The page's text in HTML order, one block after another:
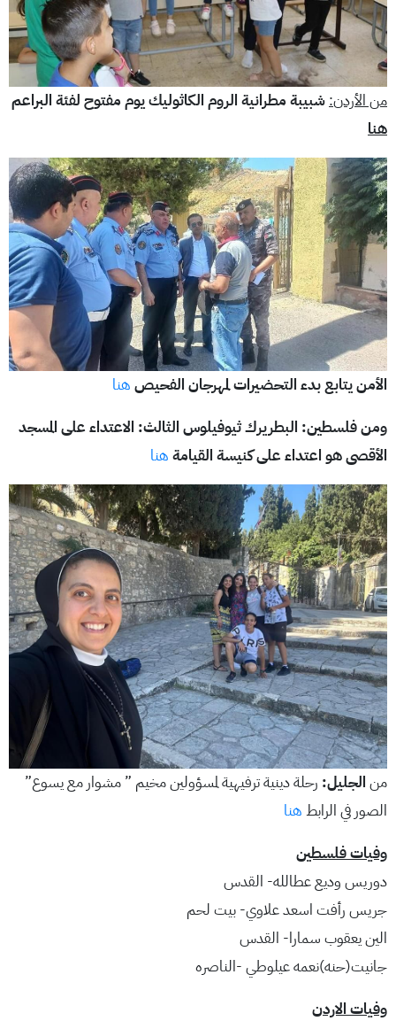
من الأردن: شبيبة مطرانية الروم الكاثوليك يوم مفتوح لفئة البراعم
هنا
الأمن يتابع بدء التحضيرات لمهرجان الفحيص هنا
ومن فلسطين: البطريرك ثيوفيلوس الثالث: الاعتداء على المسجد
الأقصى هو اعتداء على كنيسة القيامة هنا
من الجليل: رحلة دينية ترفيهية لمسؤولين مخيم ” مشوار مع يسوع”
الصور في الرابط هنا
وفيات فلسطين
دوريس وديع عطالله- القدس
جريس رأفت اسعد علاوي- بيت لحم
الين يعقوب سمارا- القدس
جانيت(حنه)نعمه عيلوطي -الناصره
وفيات الاردن